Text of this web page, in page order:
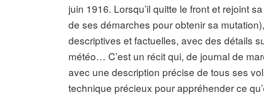
juin 1916. Lorsqu’il quitte le front et rejoint
de ses démarches pour obtenir sa
descriptives et factuelles, avec des détails
météo… C’est un récit qui, de journal de
avec une description précise de tous ses
technique précieux pour appréhender ce